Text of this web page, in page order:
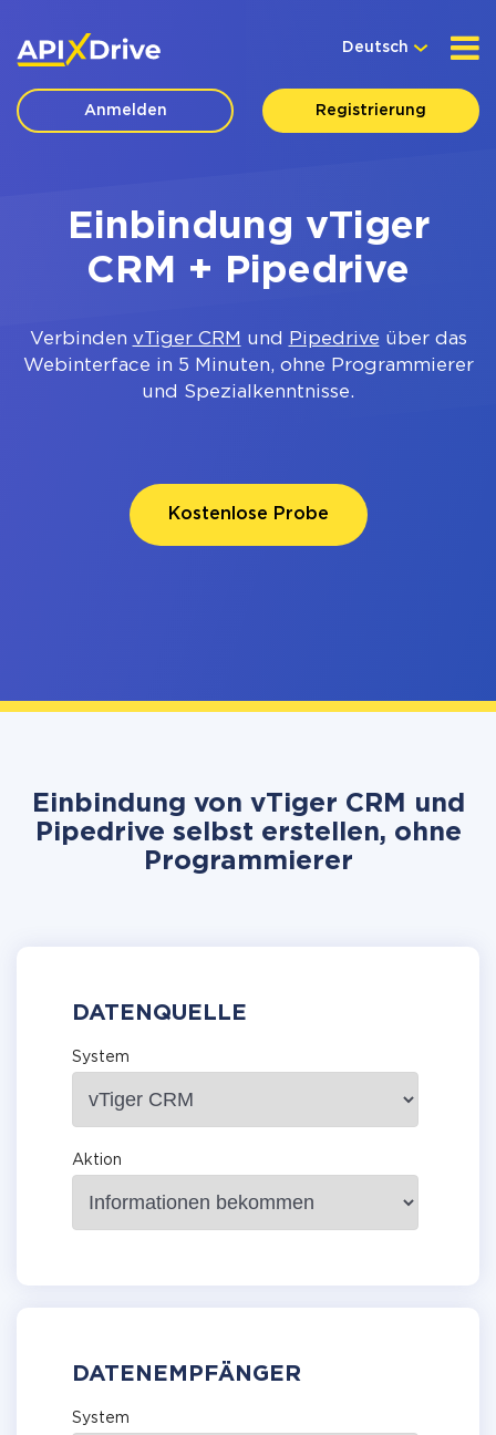
Deutsch
Anmelden Registrierung
Einbindung vTiger
CRM + Pipedrive
Verbinden vTiger CRM und Pipedrive über das
Webinterface in 5 Minuten, ohne Programmierer
und Spezialkenntnisse.
Kostenlose Probe
Einbindung von vTiger CRM und
Pipedrive selbst erstellen, ohne
Programmierer
DATENQUELLE
System
Aktion
DATENEMPFÄNGER
System